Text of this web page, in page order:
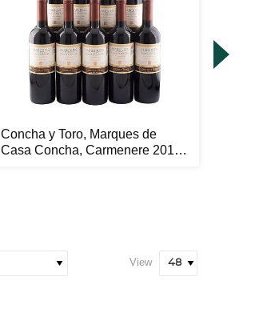
Concha y Toro, Marques de
Casa Concha, Carmenere 2010
View